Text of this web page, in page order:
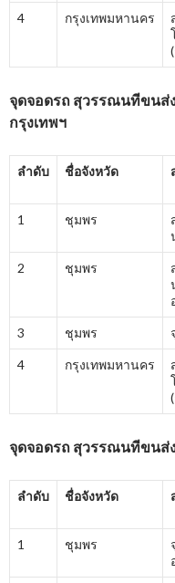
4 กรุงเทพมหานคร
จุดจอดรถ สุวรรณนทีขนส่
กรุงเทพฯ
ลำดับ ชื่อจังหวัด
1 ชุมพร
2 ชุมพร
3 ชุมพร
4 กรุงเทพมหานคร
จุดจอดรถ สุวรรณนทีขนส่ง
ลำดับ ชื่อจังหวัด
1 ชุมพร